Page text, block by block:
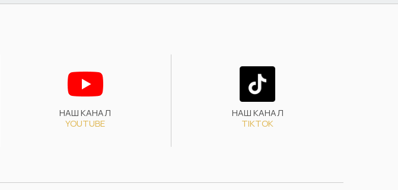
НАШ КАНАЛ
YOUTUBE
НАШ КАНАЛ
TIKTOK